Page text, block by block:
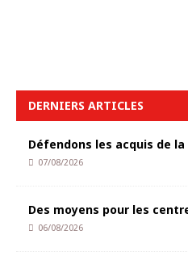
DERNIERS ARTICLES
Défendons les acquis de
07/08/2026
Des moyens pour les
06/08/2026